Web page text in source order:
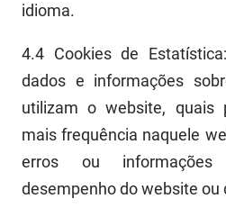
idioma.
4.4 Cookies de Estatística:
dados e informações
utilizam owebsite, quais
mais frequência naquele
erros ou
desempenho dowebsite ou